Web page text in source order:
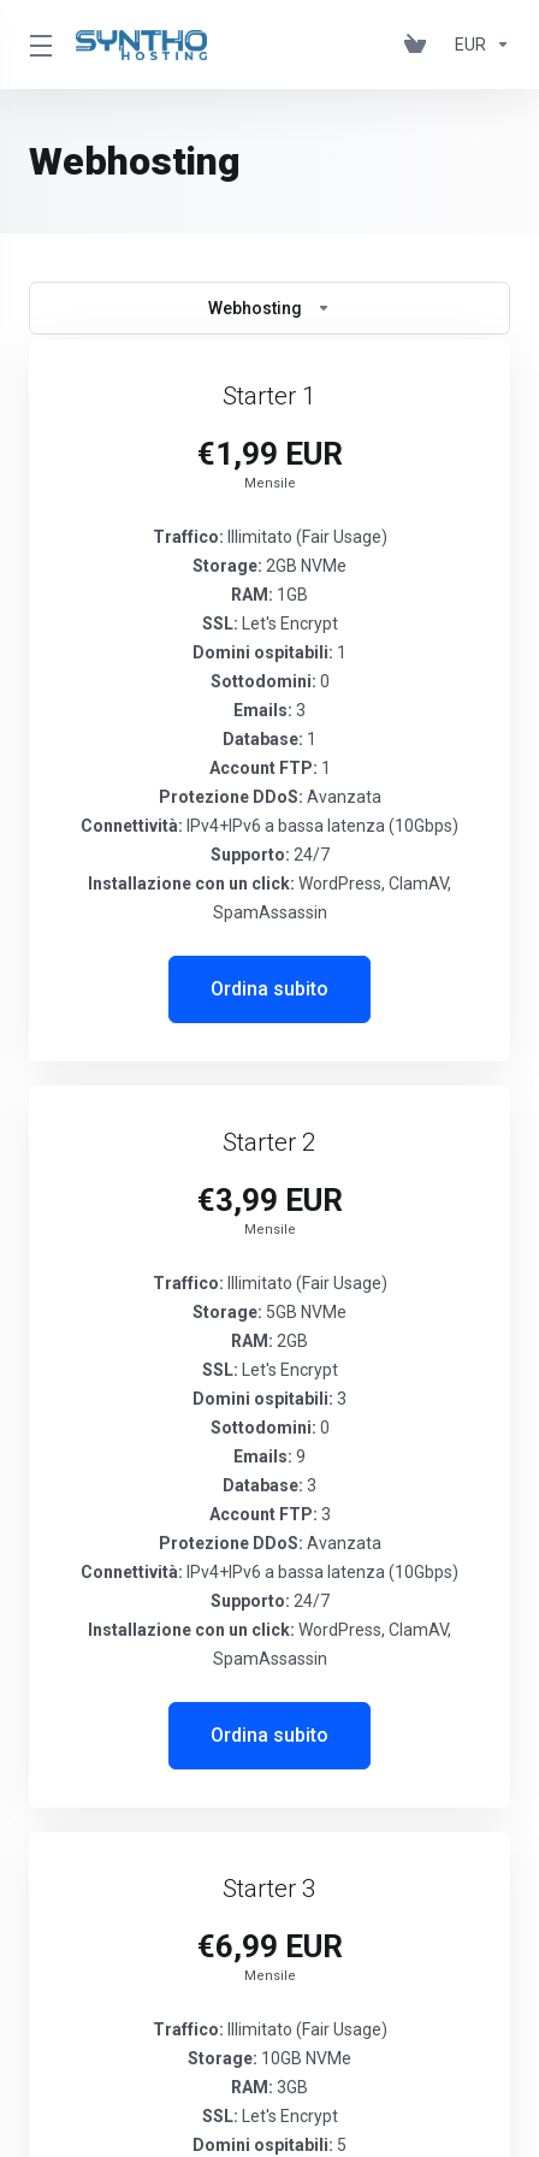
EUR
Webhosting
Webhosting
Starter 1
€1,99 EUR
Mensile
Traffico: Illimitato (Fair Usage)
Storage: 2GB NVMe
RAM: 1GB
SSL: Let's Encrypt
Domini ospitabili: 1
Sottodomini: 0
Emails: 3
Database: 1
Account FTP: 1
Protezione DDoS: Avanzata
Connettività: IPv4+IPv6 a bassa latenza (10Gbps)
Supporto: 24/7
Installazione con un click: WordPress, ClamAV,
SpamAssassin
Ordina subito
Starter 2
€3,99 EUR
Mensile
Traffico: Illimitato (Fair Usage)
Storage: 5GB NVMe
RAM: 2GB
SSL: Let's Encrypt
Domini ospitabili: 3
Sottodomini: 0
Emails: 9
Database: 3
Account FTP: 3
Protezione DDoS: Avanzata
Connettività: IPv4+IPv6 a bassa latenza (10Gbps)
Supporto: 24/7
Installazione con un click: WordPress, ClamAV,
SpamAssassin
Ordina subito
Starter 3
€6,99 EUR
Mensile
Traffico: Illimitato (Fair Usage)
Storage: 10GB NVMe
RAM: 3GB
SSL: Let's Encrypt
Domini ospitabili: 5